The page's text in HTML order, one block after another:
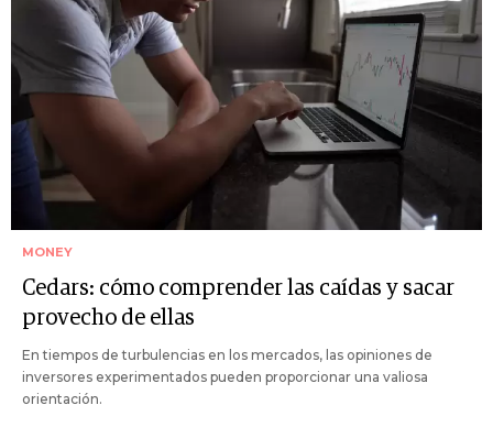
MONEY
Cedars: cómo comprender las caídas y sacar
provecho de ellas
En tiempos de turbulencias en los mercados, las opiniones de
inversores experimentados pueden proporcionar una valiosa
orientación.